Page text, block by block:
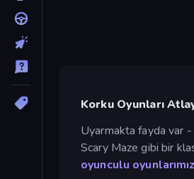
Korku Oyunları
Uyarmakta fayda var
Scary Maze gibi bir
oyunculu